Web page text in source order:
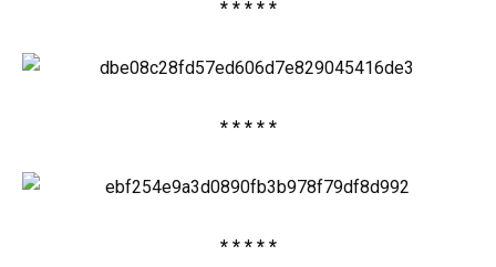
* * * * *
* * * * *
* * * * *